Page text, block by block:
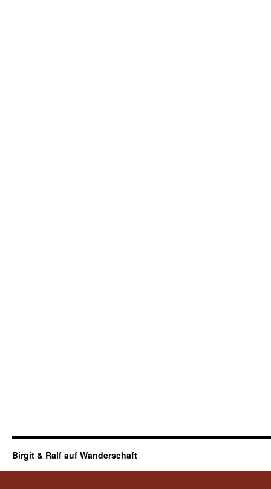
Birgit & Ralf auf Wanderschaft